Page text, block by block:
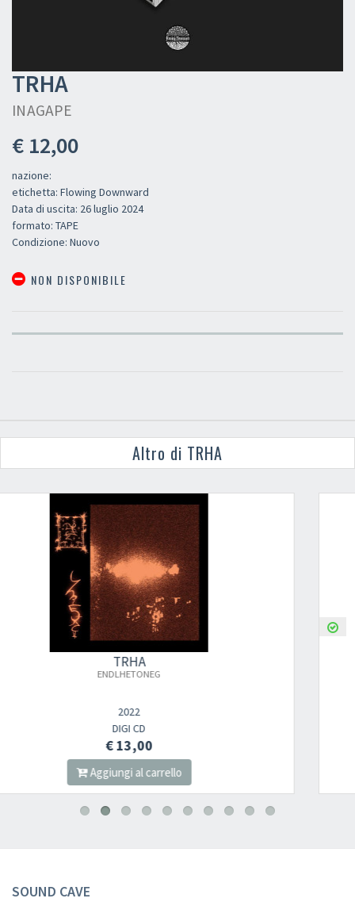
TRHA
INAGAPE
€ 12,00
nazione:
etichetta: Flowing Downward
Data di uscita: 26 luglio 2024
formato: TAPE
Condizione: Nuovo
NON DISPONIBILE
Altro di TRHA
SOUND CAVE